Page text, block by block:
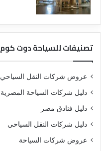
تصنيفات للسياحة دوت كوم
عروض شركات النقل السياحي
دليل شركات السياحة المصرية
دليل فنادق مصر
دليل شركات النقل السياحي
عروض شركات السياحة